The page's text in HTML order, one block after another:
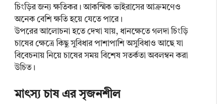
চিংড়ির জন্য ক্ষতিকর। আকস্মিক ভাইরাসের আক্রমণেও
অনেক বেশি ক্ষতি হয়ে যেতে পারে।
উপরের আলোচনা হতে দেখা যায়, ধানক্ষেতে গলদা চিংড়ি
চাষের ক্ষেত্রে কিছু সুবিধার পাশাপাশি অসুবিধাও আছে যা
বিবেচনায় নিয়ে চাষের সময় বিশেষ সতর্কতা অবলম্বন করা
উচিত।
মাৎস্য চাষ এর সৃজনশীল